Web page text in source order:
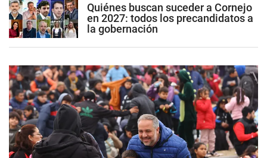
Quiénes buscan suceder a Cornejo
en 2027: todos los precandidatos a
la gobernación